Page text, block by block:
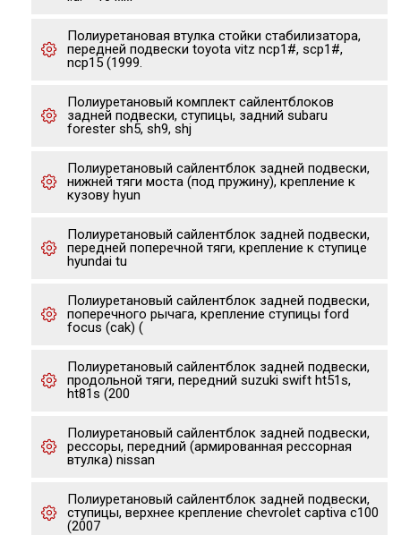
Полиуретановая втулка стойки стабилизатора,
передней подвески toyota vitz ncp1#, scp1#,
ncp15 (1999.
Полиуретановый комплект сайлентблоков
задней подвески, ступицы, задний subaru
forester sh5, sh9, shj
Полиуретановый сайлентблок задней подвески,
нижней тяги моста (под пружину), крепление к
кузову hyun
Полиуретановый сайлентблок задней подвески,
передней поперечной тяги, крепление к ступице
hyundai tu
Полиуретановый сайлентблок задней подвески,
поперечного рычага, крепление ступицы ford
focus (cak) (
Полиуретановый сайлентблок задней подвески,
продольной тяги, передний suzuki swift ht51s,
ht81s (200
Полиуретановый сайлентблок задней подвески,
рессоры, передний (армированная рессорная
втулка) nissan
Полиуретановый сайлентблок задней подвески,
ступицы, верхнее крепление chevrolet captiva c100
(2007